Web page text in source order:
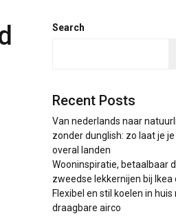
Search
Recent Posts
Van nederlands naar
zonder dunglish: zo laat je
overal landen
Wooninspiratie, betaalbaar
zweedse lekkernijen bij Ikea
Flexibel en stil koelen in
draagbare airco